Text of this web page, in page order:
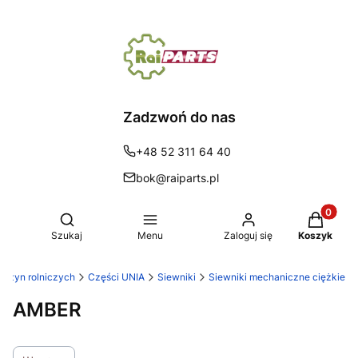
Zadzwoń do nas
+48 52 311 64 40
bok@raiparts.pl
Otwórz wyszukiwarkę
Szukaj Menu Zaloguj się Koszyk
rolniczych Części UNIA Siewniki Siewniki mechaniczne ciężkie
AMBER